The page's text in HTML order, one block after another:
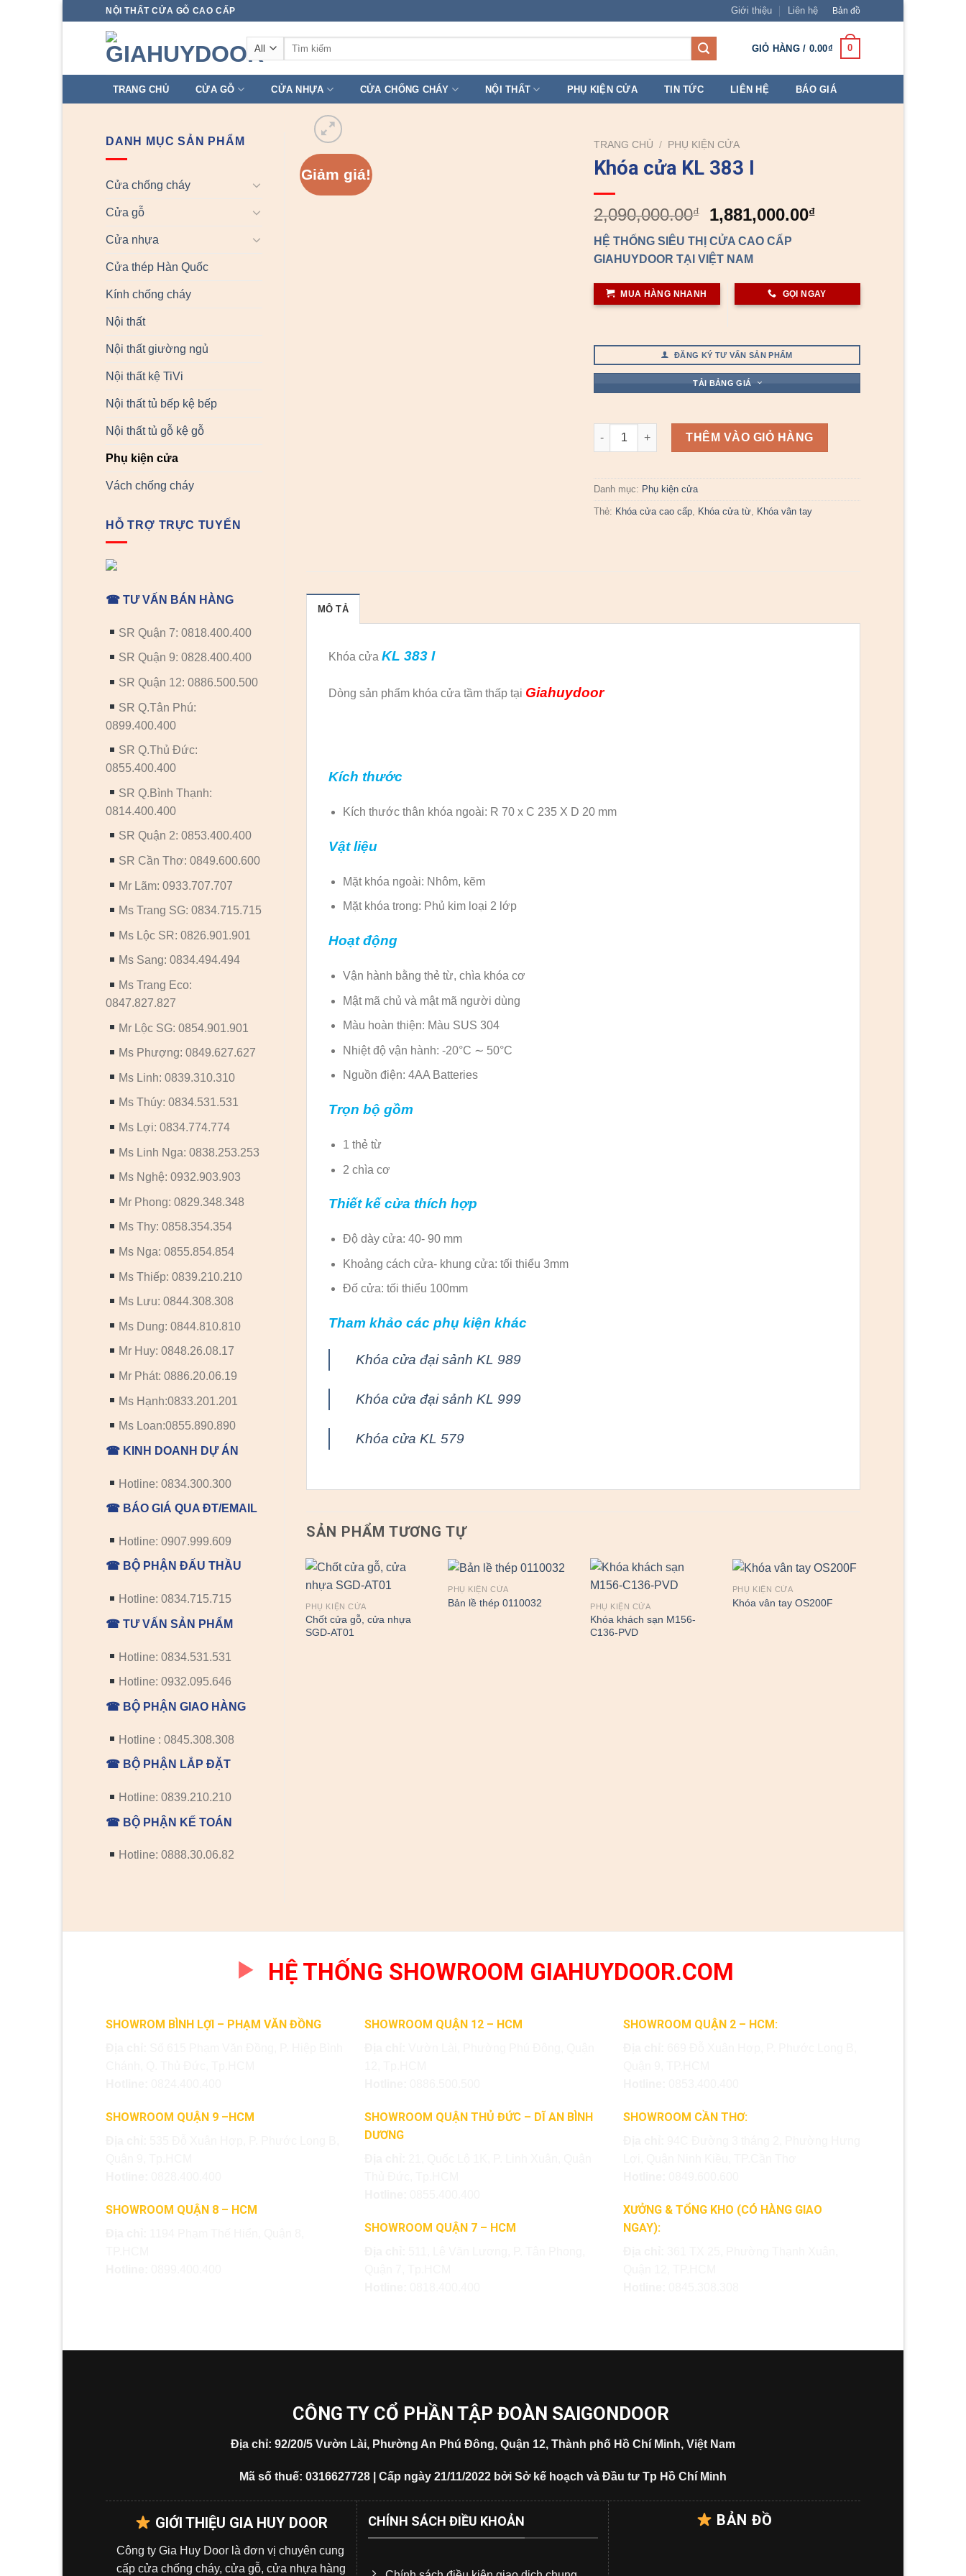
NỘI THẤT CỬA GỖ CAO CẤP Giới thiệu Liên hệ Bản đồ
Tìm
GIỎ HÀNG / 0.00₫ 0
TRANG CHỦ CỬA GỖ CỬA NHỰA CỬA CHỐNG CHÁY NỘI THẤT PHỤ KIỆN CỬA TIN TỨC LIÊN HỆ BÁO GIÁ
DANH MỤC SẢN PHẨM
Cửa chống cháy
Cửa gỗ
Cửa nhựa
Cửa thép Hàn Quốc
Kính chống cháy
Nội thất
Nội thất giường ngủ
Nội thất kệ TiVi
Nội thất tủ bếp kệ bếp
Nội thất tủ gỗ kệ gỗ
Phụ kiện cửa
Vách chống cháy
HỖ TRỢ TRỰC TUYẾN
☎ TƯ VẤN BÁN HÀNG
SR Quận 7: 0818.400.400
SR Quận 9: 0828.400.400
SR Quận 12: 0886.500.500
SR Q.Tân Phú:
0899.400.400
SR Q.Thủ Đức:
0855.400.400
SR Q.Bình Thạnh:
0814.400.400
SR Quận 2: 0853.400.400
SR Cần Thơ: 0849.600.600
Mr Lãm: 0933.707.707
Ms Trang SG: 0834.715.715
Ms Lộc SR: 0826.901.901
Ms Sang: 0834.494.494
Ms Trang Eco:
0847.827.827
Mr Lộc SG: 0854.901.901
Ms Phượng: 0849.627.627
Ms Linh: 0839.310.310
Ms Thúy: 0834.531.531
Ms Lợi: 0834.774.774
Ms Linh Nga: 0838.253.253
Ms Nghệ: 0932.903.903
Mr Phong: 0829.348.348
Ms Thy: 0858.354.354
Ms Nga: 0855.854.854
Ms Thiếp: 0839.210.210
Ms Lưu: 0844.308.308
Ms Dung: 0844.810.810
Mr Huy: 0848.26.08.17
Mr Phát: 0886.20.06.19
Ms Hạnh:0833.201.201
Ms Loan:0855.890.890
☎ KINH DOANH DỰ ÁN
Hotline: 0834.300.300
☎ BÁO GIÁ QUA ĐT/EMAIL
Hotline: 0907.999.609
☎ BỘ PHẬN ĐẤU THẦU
Hotline: 0834.715.715
☎ TƯ VẤN SẢN PHẨM
Hotline: 0834.531.531
Hotline: 0932.095.646
☎ BỘ PHẬN GIAO HÀNG
Hotline : 0845.308.308
☎ BỘ PHẬN LẮP ĐẶT
Hotline: 0839.210.210
☎ BỘ PHẬN KẾ TOÁN
Hotline: 0888.30.06.82
Giảm giá!
TRANG CHỦ / PHỤ KIỆN CỬA
Khóa cửa KL 383 I
2,090,000.00₫
Giá
gốc
là:
2,090,000.00₫.
1,881,000.00₫Giá
1,881,000.00₫.
HỆ THỐNG SIÊU THỊ CỬA CAO CẤP
GIAHUYDOOR TẠI VIỆT NAM
MUA HÀNG NHANH GỌI NGAY
ĐĂNG KÝ TƯ VẤN SẢN PHẨM
TẢI BẢNG GIÁ
Khóa cửa KL 383 I số lượng
THÊM VÀO GIỎ HÀNG
Danh mục: Phụ kiện cửa
Thẻ: Khóa cửa cao cấp, Khóa cửa từ, Khóa vân tay
MÔ TẢ
Khóa cửa KL 383 I
Dòng sản phẩm khóa cửa tầm thấp tại Giahuydoor
Kích thước
Kích thước thân khóa ngoài: R 70 x C 235 X D 20 mm
Vật liệu
Mặt khóa ngoài: Nhôm, kẽm
Mặt khóa trong: Phủ kim loại 2 lớp
Hoạt động
Vận hành bằng thẻ từ, chìa khóa cơ
Mật mã chủ và mật mã người dùng
Màu hoàn thiện: Màu SUS 304
Nhiệt độ vận hành: -20°C ∼ 50°C
Nguồn điện: 4AA Batteries
Trọn bộ gồm
1 thẻ từ
2 chìa cơ
Thiết kế cửa thích hợp
Độ dày cửa: 40- 90 mm
Khoảng cách cửa- khung cửa: tối thiểu 3mm
Đố cửa: tối thiểu 100mm
Tham khảo các phụ kiện khác
Khóa cửa đại sảnh KL 989
Khóa cửa đại sảnh KL 999
Khóa cửa KL 579
SẢN PHẨM TƯƠNG TỰ
PHỤ KIỆN CỬA
Chốt cửa gỗ, cửa nhựa
SGD-AT01
PHỤ KIỆN CỬA
Bản lề thép 0110032 PHỤ KIỆN CỬA
Khóa khách sạn M156-
C136-PVD
PHỤ KIỆN CỬA
Khóa vân tay OS200F
Mắt thần ống nhòm cửa
PHỤ KIỆN CỬA
Khóa Cửa Tròn Khía GPD
HỆ THỐNG SHOWROOM GIAHUYDOOR.COM
SHOWROM BÌNH LỢI – PHẠM VĂN ĐỒNG
SHOWROOM QUẬN 9 –HCM
SHOWROOM QUẬN 8 – HCM
SHOWROOM QUẬN 12 – HCM
SHOWROOM QUẬN THỦ ĐỨC – DĨ AN BÌNH
DƯƠNG
SHOWROOM QUẬN 7 – HCM
SHOWROOM QUẬN 2 – HCM:
SHOWROOM CẦN THƠ:
XƯỞNG & TỔNG KHO (CÓ HÀNG GIAO
NGAY):
CÔNG TY CỔ PHẦN TẬP ĐOÀN SAIGONDOOR
Địa chỉ: 92/20/5 Vườn Lài, Phường An Phú Đông, Quận 12, Thành phố Hồ Chí Minh, Việt Nam
Mã số thuế: 0316627728 | Cấp ngày 21/11/2022 bởi Sở kế hoạch và Đầu tư Tp Hồ Chí Minh
GIỚI THIỆU GIA HUY DOOR
Công ty Gia Huy Door là đơn vị chuyên cung
cấp cửa chống cháy, cửa gỗ, cửa nhựa hàng
CHÍNH SÁCH ĐIỀU KHOẢN BẢN ĐỒ